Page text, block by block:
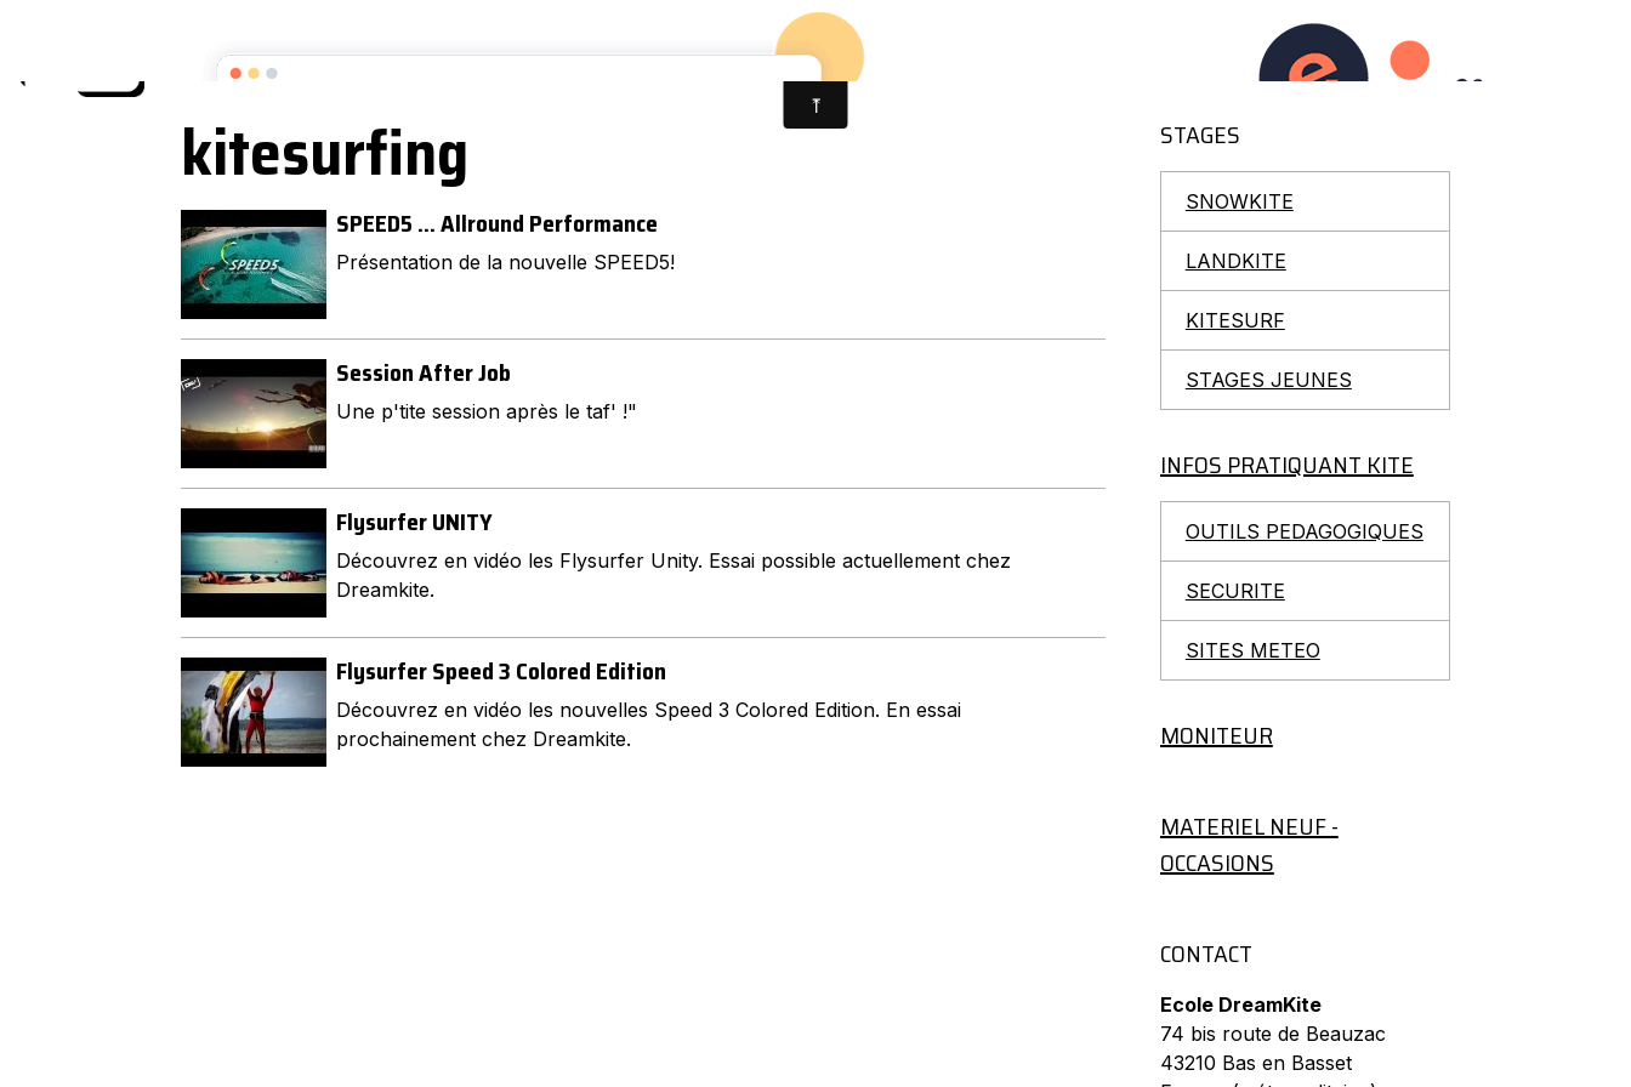
Ecole Kitesurf Snowkite DREAMKITE VIDEOS SECURITE-ASSURANCE
kitesurfing
SPEED5 ... Allround Performance
Présentation de la nouvelle SPEED5!
Session After Job
Une p'tite session après le taf' !"
Flysurfer UNITY
Découvrez en vidéo les Flysurfer Unity. Essai possible actuellement chez
Dreamkite.
Flysurfer Speed 3 Colored Edition
Découvrez en vidéo les nouvelles Speed 3 Colored Edition. En essai
prochainement chez Dreamkite.
STAGES
SNOWKITE
LANDKITE
KITESURF
STAGES JEUNES
INFOS PRATIQUANT KITE
OUTILS PEDAGOGIQUES
SECURITE
SITES METEO
MONITEUR
MATERIEL NEUF -
OCCASIONS
CONTACT
Ecole DreamKite
74 bis route de Beauzac
43210 Bas en Basset